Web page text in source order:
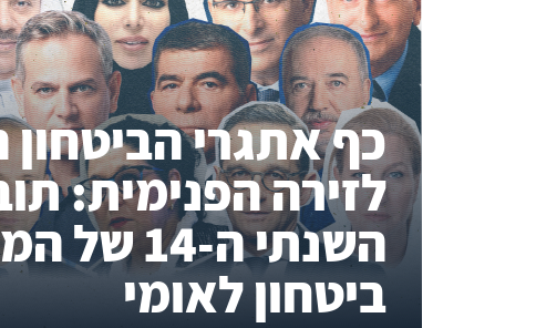
כף אתגרי הביטחון
לזירה הפנימית:
השנתי ה-
ביטחון לאומי